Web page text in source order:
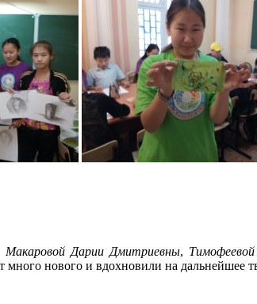
Макаровой Дарии Дмитриевны,
много нового и вдохновили на дальнейшее